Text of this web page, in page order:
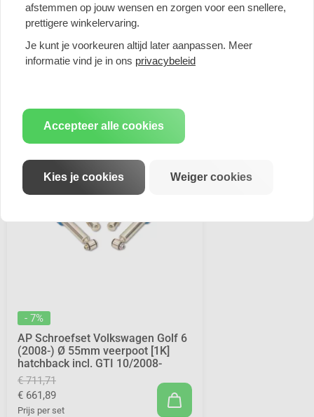
Review toevoegen
- 7%
AP Schroefset Volkswagen Golf 6
(2008-) Ø 55mm veerpoot [1K]
hatchback incl. GTI 10/2008-
€ 711,71
€ 661,89
Prijs per set
afstemmen op jouw wensen en zorgen voor een snellere,
prettigere winkelervaring.
Je kunt je voorkeuren altijd later aanpassen. Meer
informatie vind je in ons privacybeleid
Accepteer alle cookies
Kies je cookies Weiger cookies